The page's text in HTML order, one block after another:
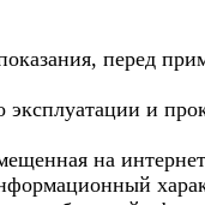
перед
эксплуатации и
на